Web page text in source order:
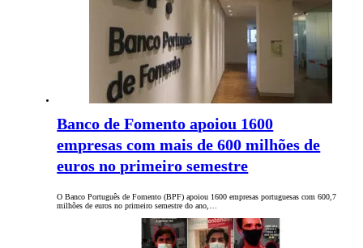
Banco de Fomento apoiou 1600
empresas com mais de 600 milhões de
euros no primeiro semestre
O Banco Português de Fomento (BPF) apoiou 1600 empresas portuguesas com 600,7
milhões de euros no primeiro semestre do ano,…